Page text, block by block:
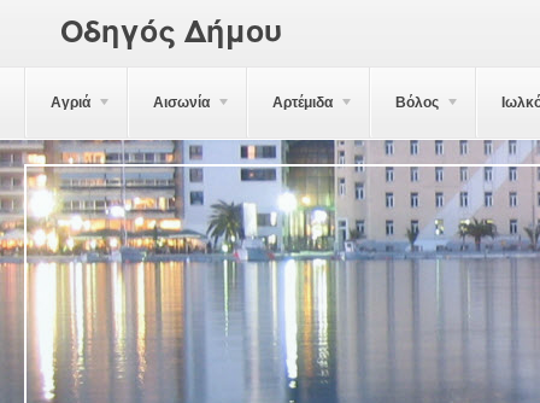
Οδηγός Δήμου
Αγριά Αισωνία Αρτέμιδα Βόλος